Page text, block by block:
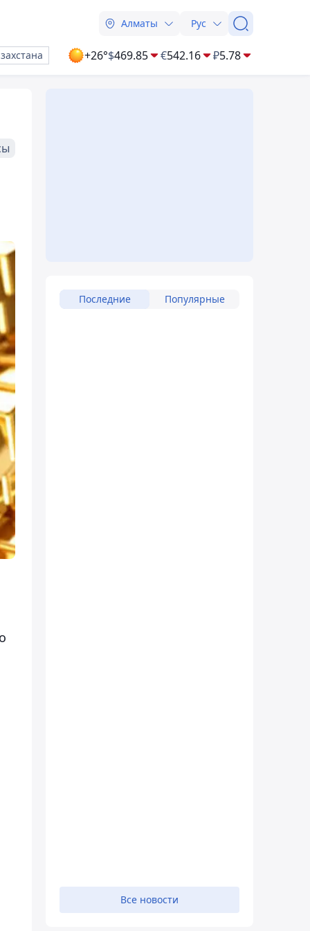
Алматы Рус
+26°$469.85 €542.16 ₽5.78
Последние Популярные
Все новости